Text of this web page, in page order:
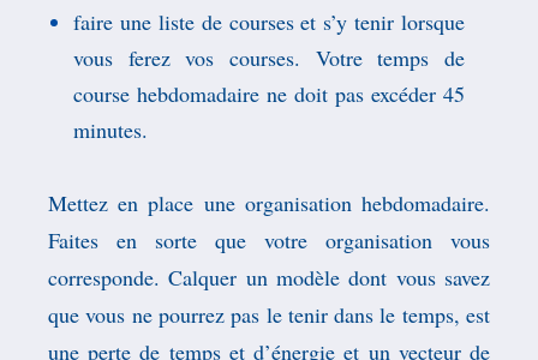
faire une liste de courses et s’y tenir lorsque
vous ferez vos courses. Votre temps de
course hebdomadaire ne doit pas excéder 45
minutes.
Mettez en place une organisation hebdomadaire.
Faites en sorte que votre organisation vous
corresponde. Calquer un modèle dont vous savez
que vous ne pourrez pas le tenir dans le temps, est
une perte de temps et d’énergie et un vecteur de